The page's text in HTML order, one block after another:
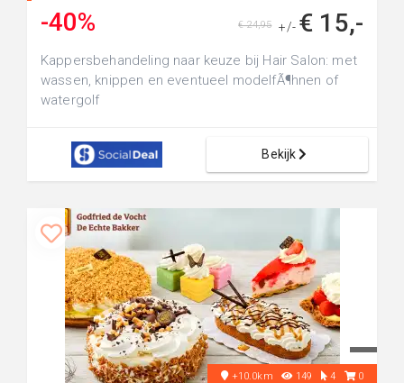
-40% +/- € 15,-
€ 24,95
Kappersbehandeling naar keuze bij Hair Salon: met
wassen, knippen en eventueel modelfÃ¶hnen of
watergolf
Bekijk
+10.0km 149 4 0